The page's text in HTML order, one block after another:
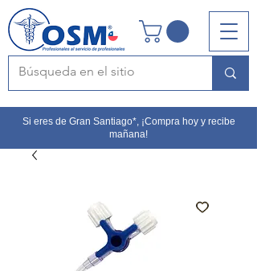
Si eres de Gran Santiago*, ¡Compra hoy y recibe
mañana!